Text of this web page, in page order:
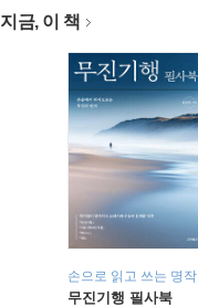
지금, 이 책
손으로 읽고 쓰는 명작
무진기행 필사북